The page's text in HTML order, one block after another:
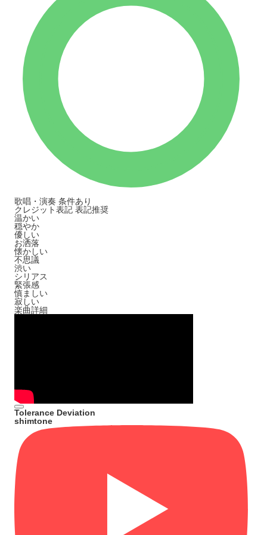
歌唱・演奏 条件あり
クレジット表記 表記推奨
温かい
穏やか
優しい
お洒落
懐かしい
不思議
渋い
シリアス
緊張感
慎ましい
寂しい
楽曲詳細
Tolerance Deviation
shimtone